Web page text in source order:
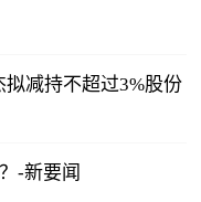
拟减持不超过3%股份
-新要闻